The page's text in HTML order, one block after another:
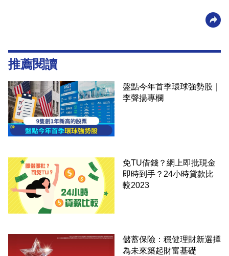
推薦閱讀
盤點今年首季環球強勢股｜
李聲揚專欄
免TU借錢？網上即批現金
即時到手？24小時貸款比
較2023
儲蓄保險：穩健理財新選擇
為未來築起財富基礎